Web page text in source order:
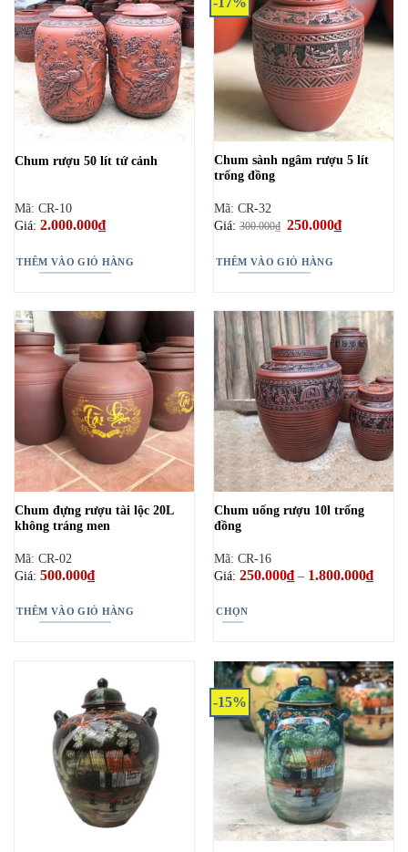
Chum rượu 50 lít tứ cảnh
Mã: CR-10
Giá: 2.000.000₫
THÊM VÀO GIỎ HÀNG
Chum sành ngâm rượu 5 lít
trống đồng
Mã: CR-32
Giá:300.000₫ Giá
300.000₫.
250.000₫Giá
hiện
THÊM VÀO GIỎ HÀNG
Chum đựng rượu tài lộc 20L
không tráng men
Mã: CR-02
Giá: 500.000₫
THÊM VÀO GIỎ HÀNG
Chum uống rượu 10l trống
đồng
Mã: CR-16
Giá: 250.000₫ – 1.800.000₫
giá:
CHỌN
này
có
nhiều
thể.
có
thể
-15%